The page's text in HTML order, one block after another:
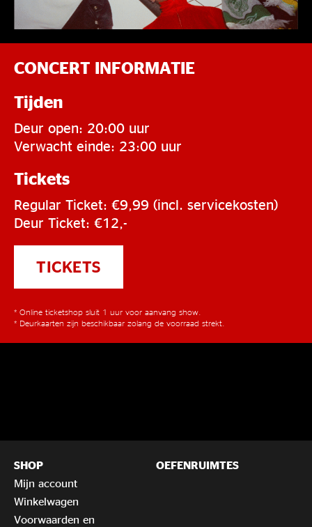
CONCERT INFORMATIE
Tijden
Deur open: 20:00 uur
Verwacht einde: 23:00 uur
Tickets
Regular Ticket: €9,99 (incl. servicekosten)
Deur Ticket: €12,-
TICKETS
* Online ticketshop sluit 1 uur voor aanvang show.
* Deurkaarten zijn beschikbaar zolang de voorraad strekt.
SHOP
Mijn account
Winkelwagen
Voorwaarden en
OEFENRUIMTES